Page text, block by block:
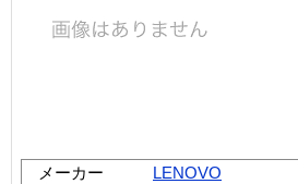
メーカー
LENOVO